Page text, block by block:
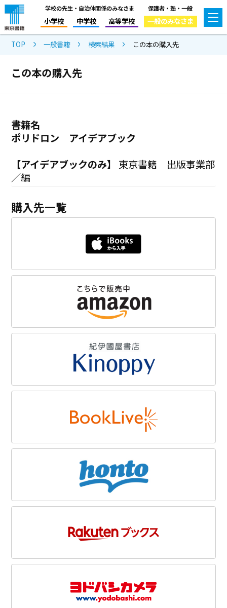
学校の先生・自治体関係のみなさま
小学校 中学校 高等学校
保護者・塾・一般
一般のみなさま
TOP 一般書籍 検索結果 この本の購入先
この本の購入先
書籍名
ポリドロン アイデアブック
【アイデアブックのみ】
東京書籍 出版事業部
／編
購入先一覧